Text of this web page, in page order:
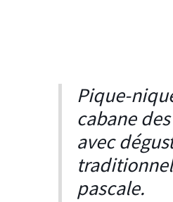
Pique-
cabane
avec
pascale.